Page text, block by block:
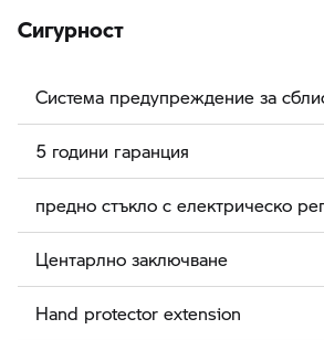
Сигурност
Система предупреждение за
5 години гаранция
предно стъкло с електрическо
Центарлно заключване
Hand protector extension